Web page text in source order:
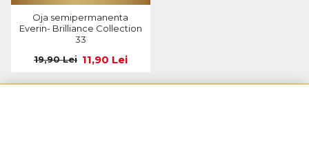
Oja semipermanenta
Everin- Brilliance Collection
33
11,90 Lei
19,90 Lei